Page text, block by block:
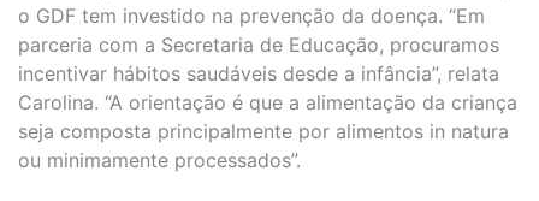
o GDF tem investido na prevenção da doença. “Em
parceria com a Secretaria de Educação, procuramos
incentivar hábitos saudáveis desde a infância”, relata
Carolina. “A orientação é que a alimentação da criança
seja composta principalmente por alimentos in natura
ou minimamente processados”.